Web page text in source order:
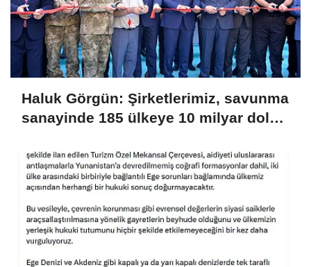
Haluk Görgün: Şirketlerimiz, savunma
sanayinde 185 ülkeye 10 milyar dolar